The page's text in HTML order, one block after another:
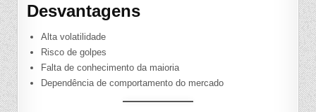
Desvantagens
Alta volatilidade
Risco de golpes
Falta de conhecimento da maioria
Dependência de comportamento do mercado